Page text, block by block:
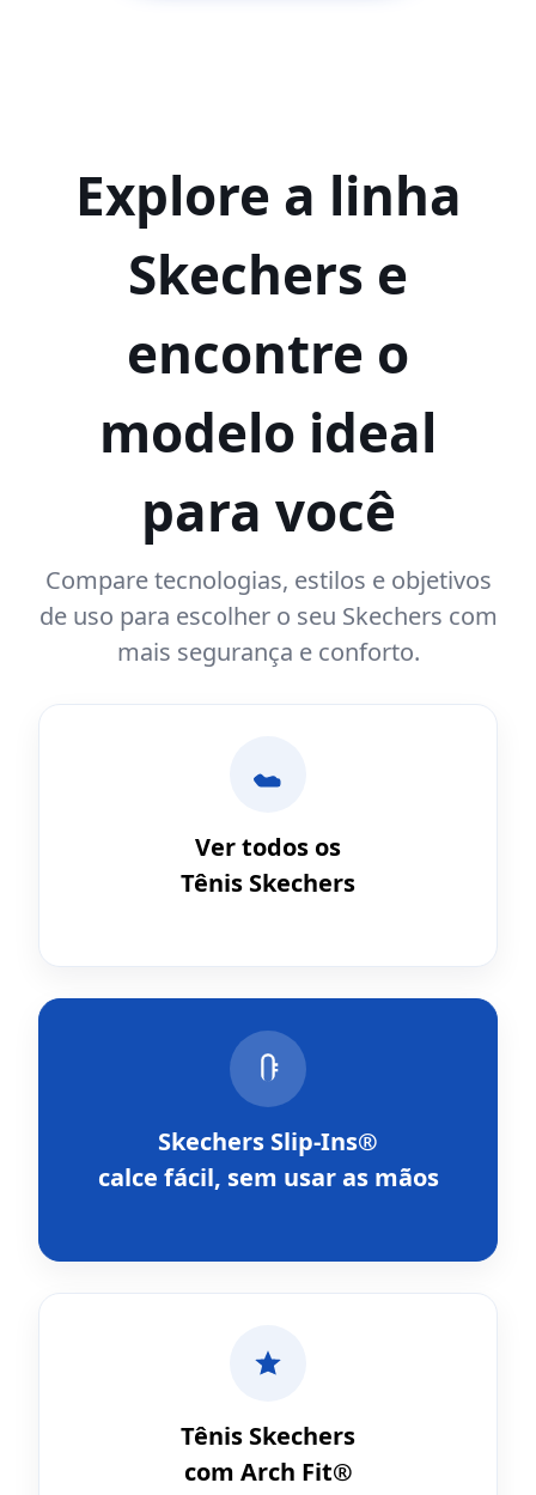
Explore a linha
Skechers e
encontre o
modelo ideal
para você
Compare tecnologias, estilos e objetivos
de uso para escolher o seu Skechers com
mais segurança e conforto.
Ver todos os
Tênis Skechers
Skechers Slip-Ins®
calce fácil, sem usar as mãos
Tênis Skechers
com Arch Fit®